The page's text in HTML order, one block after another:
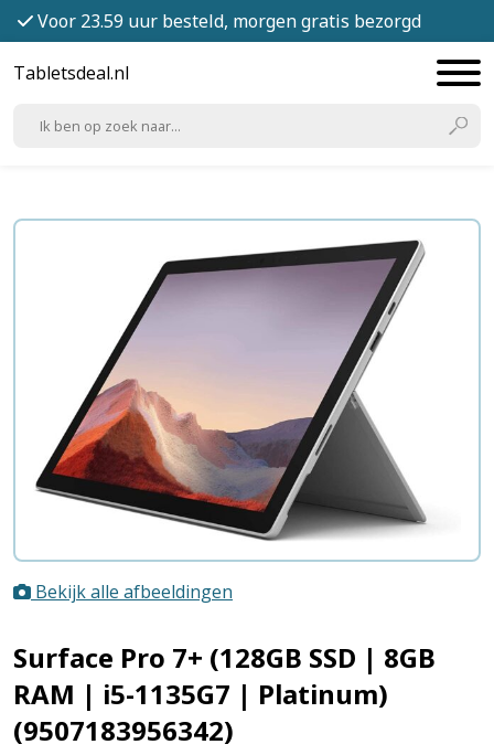
Voor 23.59 uur besteld, morgen gratis bezorgd
Tabletsdeal.nl
Bekijk alle afbeeldingen
Surface Pro 7+ (128GB SSD | 8GB
RAM | i5-1135G7 | Platinum)
(9507183956342)